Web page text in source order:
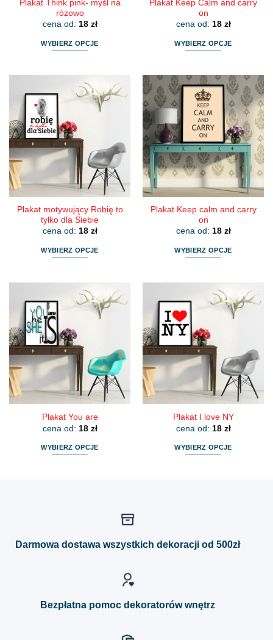
Plakat Think pink- myśl na
różowo
cena od: 18 zł
WYBIERZ OPCJE
wiele
wariantów.
Opcje
można
wybrać
na
stronie
produktu
Plakat Keep Calm and carry
on
cena od: 18 zł
WYBIERZ OPCJE
ma
wiele
wariantów.
Opcje
można
wybrać
na
stronie
produktu
Plakat motywujący Robię to
tylko dla Siebie
cena od: 18 zł
WYBIERZ OPCJE
wiele
wariantów.
Opcje
można
wybrać
na
stronie
produktu
Plakat Keep calm and carry
on
cena od: 18 zł
WYBIERZ OPCJE
wiele
wariantów.
Opcje
można
wybrać
na
stronie
produktu
Plakat You are
cena od: 18 zł
WYBIERZ OPCJE
Plakat I love NY
cena od: 18 zł
WYBIERZ OPCJE
można
Darmowa dostawa wszystkich dekoracji od 500zł
Bezpłatna pomoc dekoratorów wnętrz